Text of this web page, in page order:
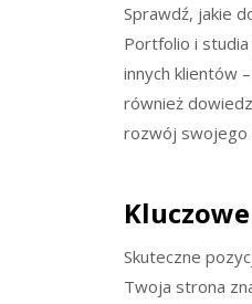
Sprawdź, jakie
Portfolio i
innych klientów
również
rozwój swojego
Skuteczne
Twoja strona